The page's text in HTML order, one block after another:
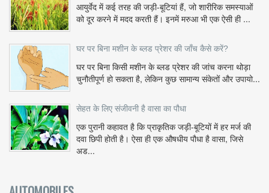
आयुर्वेद में कई तरह की जड़ी-बूटियां हैं, जो शारीरिक समस्याओं
को दूर करने में मदद करती हैं। इनमें मरुआ भी एक ऐसी ही ...
घर पर बिना मशीन के ब्लड प्रेशर की जाँच कैसे करें?
घर पर बिना किसी मशीन के ब्लड प्रेशर की जांच करना थोड़ा
चुनौतीपूर्ण हो सकता है, लेकिन कुछ सामान्य संकेतों और उपायो...
सेहत के लिए संजीवनी है वासा का पौधा
एक पुरानी कहावत है कि प्राकृतिक जड़ी-बूटियों में हर मर्ज की
दवा छिपी होती है। ऐसा ही एक औषधीय पौधा है वासा, जिसे
अड...